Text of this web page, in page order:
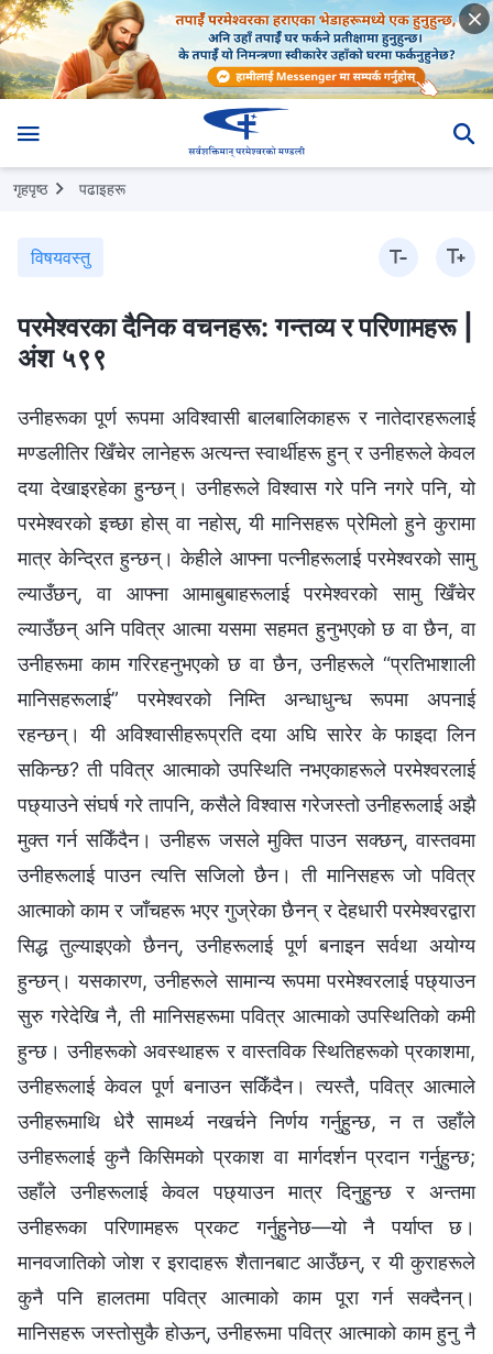
गृहपृष्ठ पढाइहरू
विषयवस्तु
परमेश्‍वरका दैनिक वचनहरू: गन्तव्य र परिणामहरू |
अंश ५९९
उनीहरूका पूर्ण रूपमा अविश्‍वासी बालबालिकाहरू र नातेदारहरूलाई
मण्डलीतिर खिँचेर लानेहरू अत्यन्त स्वार्थीहरू हुन् र उनीहरूले केवल
दया देखाइरहेका हुन्छन्। उनीहरूले विश्‍वास गरे पनि नगरे पनि, यो
परमेश्‍वरको इच्छा होस् वा नहोस्, यी मानिसहरू प्रेमिलो हुने कुरामा
मात्र केन्द्रित हुन्छन्। केहीले आफ्ना पत्‍नीहरूलाई परमेश्‍वरको सामु
ल्याउँछन्, वा आफ्ना आमाबुबाहरूलाई परमेश्‍वरको सामु खिँचेर
ल्याउँछन् अनि पवित्र आत्मा यसमा सहमत हुनुभएको छ वा छैन, वा
उनीहरूमा काम गरिरहनुभएको छ वा छैन, उनीहरूले “प्रतिभाशाली
मानिसहरूलाई” परमेश्‍वरको निम्ति अन्धाधुन्ध रूपमा अपनाई
रहन्छन्। यी अविश्‍वासीहरूप्रति दया अघि सारेर के फाइदा लिन
सकिन्छ? ती पवित्र आत्माको उपस्थिति नभएकाहरूले परमेश्‍वरलाई
पछ्याउने संघर्ष गरे तापनि, कसैले विश्‍वास गरेजस्तो उनीहरूलाई अझै
मुक्त गर्न सकिँदैन। उनीहरू जसले मुक्ति पाउन सक्छन्, वास्तवमा
उनीहरूलाई पाउन त्यत्ति सजिलो छैन। ती मानिसहरू जो पवित्र
आत्माको काम र जाँचहरू भएर गुज्रेका छैनन् र देहधारी परमेश्‍वरद्वारा
सिद्ध तुल्याइएको छैनन्, उनीहरूलाई पूर्ण बनाइन सर्वथा अयोग्य
हुन्छन्। यसकारण, उनीहरूले सामान्य रूपमा परमेश्‍वरलाई पछ्याउन
सुरु गरेदेखि नै, ती मानिसहरूमा पवित्र आत्माको उपस्थितिको कमी
हुन्छ। उनीहरूको अवस्थाहरू र वास्तविक स्थितिहरूको प्रकाशमा,
उनीहरूलाई केवल पूर्ण बनाउन सकिँदैन। त्यस्तै, पवित्र आत्माले
उनीहरूमाथि धेरै सामर्थ्य नखर्चने निर्णय गर्नुहुन्छ, न त उहाँले
उनीहरूलाई कुनै किसिमको प्रकाश वा मार्गदर्शन प्रदान गर्नुहुन्छ;
उहाँले उनीहरूलाई केवल पछ्याउन मात्र दिनुहुन्छ र अन्तमा
उनीहरूका परिणामहरू प्रकट गर्नुहुनेछ—यो नै पर्याप्‍त छ।
मानवजातिको जोश र इरादाहरू शैतानबाट आउँछन्, र यी कुराहरूले
कुनै पनि हालतमा पवित्र आत्माको काम पूरा गर्न सक्दैनन्।
मानिसहरू जस्तोसुकै होऊन्, उनीहरूमा पवित्र आत्माको काम हुनु नै